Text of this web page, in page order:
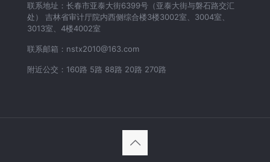
联系地址：长春市亚泰大街6399号（亚泰大街与磐石路交汇
处） 吉林省审计厅院内西侧综合楼3楼3002室、3004室、
3013室、4楼4002室
联系邮箱：nstx2010@163.com
附近公交：160路 5路 88路 20路 270路